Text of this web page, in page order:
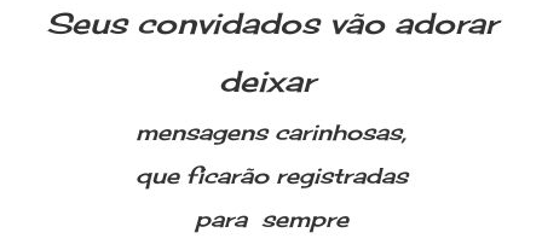
Seus convidados vão adorar
deixar
mensagens carinhosas,
que ficarão registradas
para sempre